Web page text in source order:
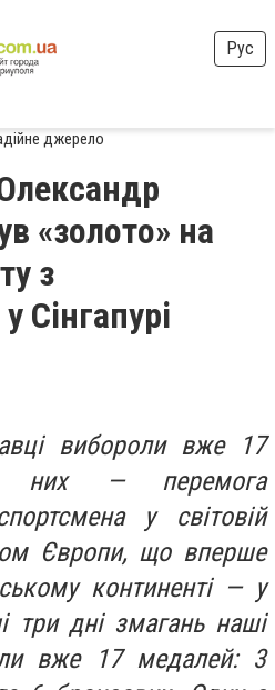
Рус
джерело
«золото» на
з
Сінгапурі
вибороли вже 17
них — перемога
у світовій
Європи, що вперше
континенті — у
три дні змагань наші
вже 17 медалей: 3